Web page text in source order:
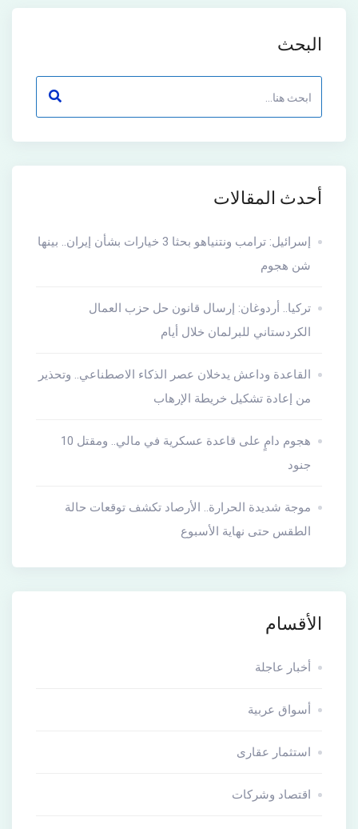
البحث
أحدث المقالات
إسرائيل: ترامب ونتنياهو بحثا 3 خيارات بشأن إيران.. بينها
شن هجوم
تركيا.. أردوغان: إرسال قانون حل حزب العمال
الكردستاني للبرلمان خلال أيام
القاعدة وداعش يدخلان عصر الذكاء الاصطناعي.. وتحذير
من إعادة تشكيل خريطة الإرهاب
هجوم دامٍ على قاعدة عسكرية في مالي.. ومقتل 10
جنود
موجة شديدة الحرارة.. الأرصاد تكشف توقعات حالة
الطقس حتى نهاية الأسبوع
الأقسام
أخبار عاجلة
أسواق عربية
استثمار عقارى
اقتصاد وشركات